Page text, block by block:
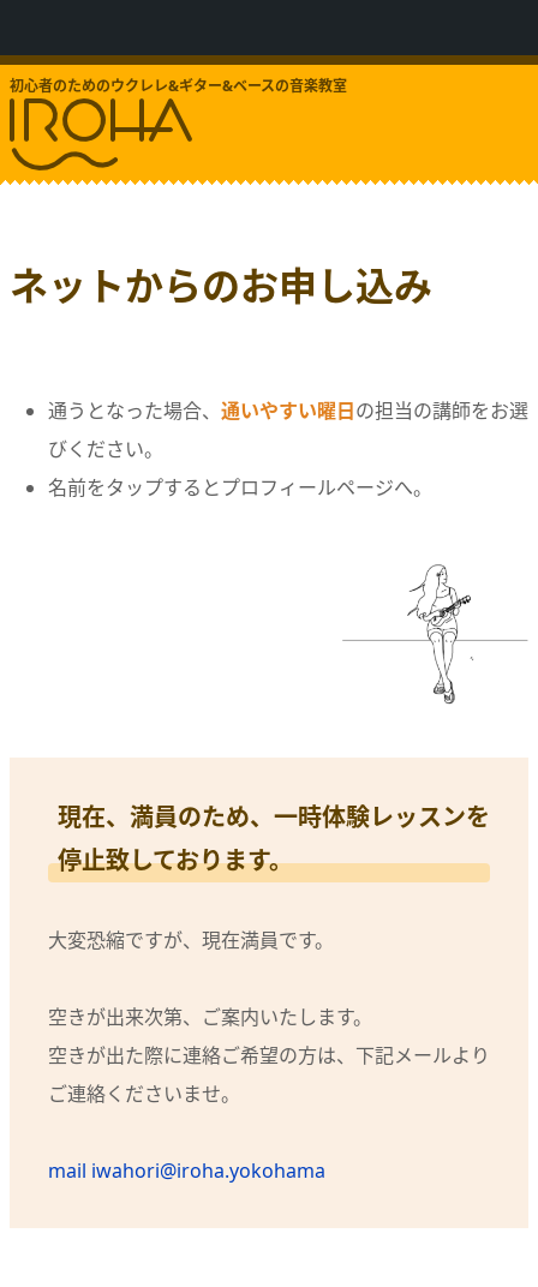
初心者のためのウクレレ&ギター&ベースの音楽教室
ネットからのお申し込み
通うとなった場合、 通いやすい曜日の担当の講師をお選
びください。
名前をタップするとプロフィールページへ。
現在、満員のため、一時体験レッスンを
停止致しております。
大変恐縮ですが、現在満員です。
空きが出来次第、ご案内いたします。
空きが出た際に連絡ご希望の方は、下記メールより
ご連絡くださいませ。
mail iwahori@iroha.yokohama